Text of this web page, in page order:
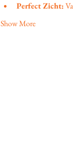
Perfect Zicht:
Show More